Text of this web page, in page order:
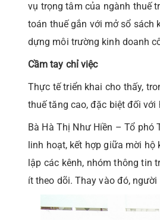
vụ trọng tâm của ngành thuế
toán thuế gắn với mở sổ sách
dựng môi trường kinh doanh
Cầm tay chỉ việc
Thực tế triển khai cho thấy,
thuế tăng cao, đặc biệt đối với
Bà Hà Thị Như Hiền – Tổ phó
linh hoạt, kết hợp giữa mời
lập các kênh, nhóm thông tin
ít theo dõi. Thay vào đó,